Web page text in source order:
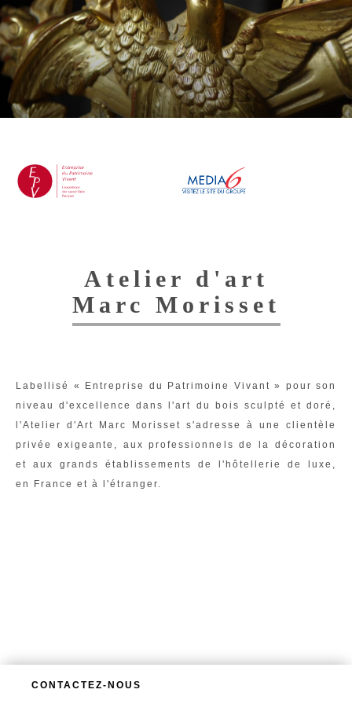
Atelier d'art
Marc Morisset
Labellisé « Entreprise du Patrimoine Vivant » pour son
niveau d'excellence dans l'art du bois sculpté et doré,
l'Atelier d'Art Marc Morisset s'adresse à une clientèle
privée exigeante, aux professionnels de la décoration
et aux grands établissements de l'hôtellerie de luxe,
en France et à l'étranger.
CONTACTEZ-NOUS